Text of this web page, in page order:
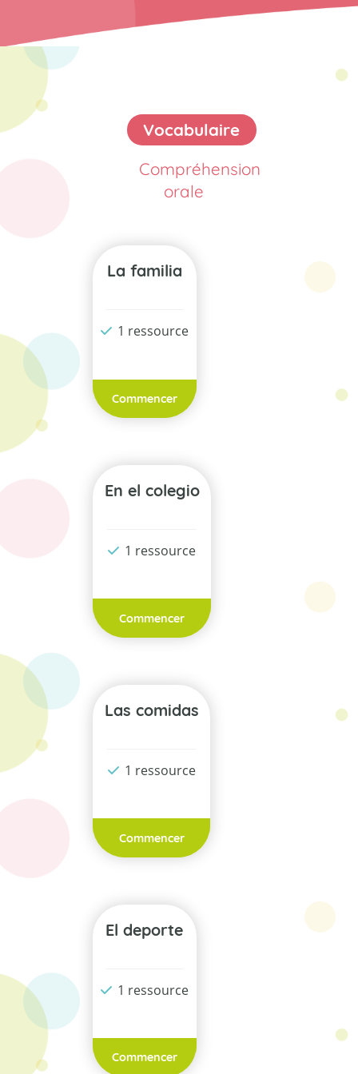
Vocabulaire
Compréhension
orale
La familia
1 ressource
Commencer
En el colegio
1 ressource
Commencer
Las comidas
1 ressource
Commencer
El deporte
1 ressource
Commencer